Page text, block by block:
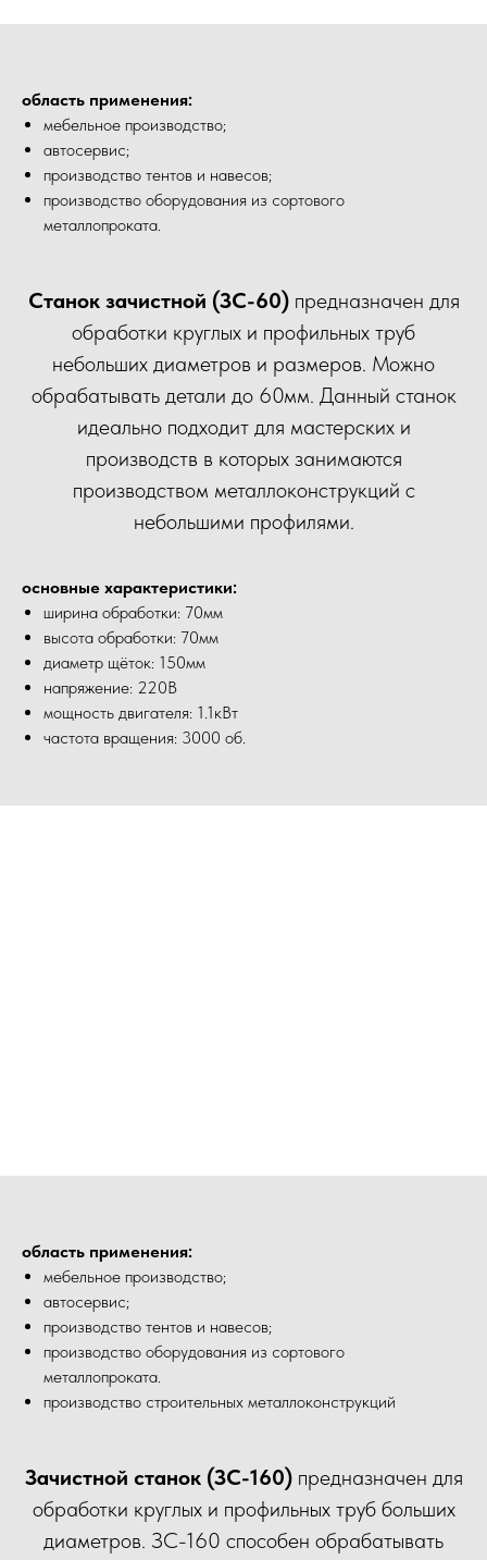
область применения:
мебельное производство;
автосервис;
производство тентов и навесов;
производство оборудования из сортового
металлопроката.
Станок зачистной (ЗС-60) предназначен для
обработки круглых и профильных труб
небольших диаметров и размеров. Можно
обрабатывать детали до 60мм. Данный станок
идеально подходит для мастерских и
производств в которых занимаются
производством металлоконструкций с
небольшими профилями.
основные характеристики:
ширина обработки: 70мм
высота обработки: 70мм
диаметр щёток: 150мм
напряжение: 220В
мощность двигателя: 1.1кВт
частота вращения: 3000 об.
область применения:
мебельное производство;
автосервис;
производство тентов и навесов;
производство оборудования из сортового
металлопроката.
производство строительных металлоконструкций
Зачистной станок (ЗС-160)предназначен для
обработки круглых и профильных труб больших
диаметров. ЗС-160 способен обрабатывать